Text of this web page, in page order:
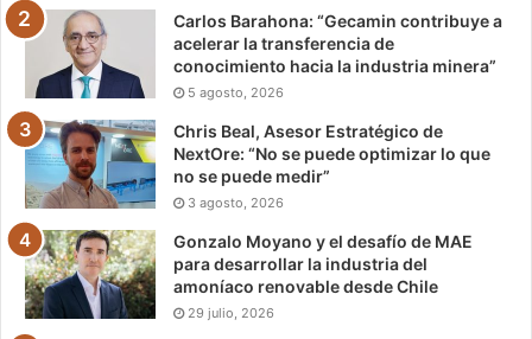
Carlos Barahona: “Gecamin contribuye a
acelerar la transferencia de
conocimiento hacia la industria minera”
5 agosto, 2026
Chris Beal, Asesor Estratégico de
NextOre: “No se puede optimizar lo que
no se puede medir”
3 agosto, 2026
Gonzalo Moyano y el desafío de MAE
para desarrollar la industria del
amoníaco renovable desde Chile
29 julio, 2026